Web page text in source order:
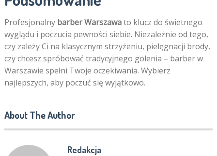
Profesjonalny barber Warszawato klucz do świetnego
wyglądu i poczucia pewności siebie. Niezależnie od tego,
czy zależy Ci na klasycznym strzyżeniu, pielęgnacji brody,
czy chcesz spróbować tradycyjnego golenia – barber w
Warszawie spełni Twoje oczekiwania. Wybierz
najlepszych, aby poczuć się wyjątkowo.
About The Author
Redakcja